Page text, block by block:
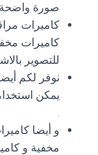
صورة واضحة
كاميرات
للتصوير
نوفر لكم
يمكن
.
و أيضا
مخفية و